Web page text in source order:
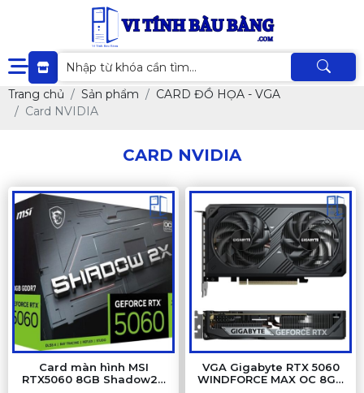
Trang chủ Sản phẩm
CARD ĐỒ HỌA - VGA
Card NVIDIA
CARD NVIDIA
Card màn hình MSI
RTX5060 8GB Shadow2X
VGA Gigabyte RTX 5060
WINDFORCE MAX OC 8GB